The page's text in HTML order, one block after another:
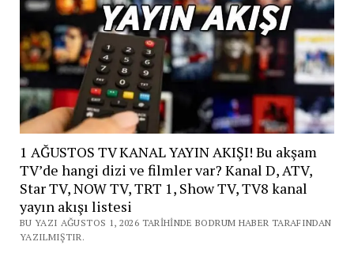
1 AĞUSTOS TV KANAL YAYIN AKIŞI! Bu akşam
TV’de hangi dizi ve filmler var? Kanal D, ATV,
Star TV, NOW TV, TRT 1, Show TV, TV8 kanal
yayın akışı listesi
BU YAZI AĞUSTOS 1, 2026 TARIHINDE BODRUM HABER TARAFINDAN
YAZILMIŞTIR.